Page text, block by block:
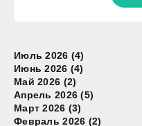
Июль 2026 (4)
Июнь 2026 (4)
Май 2026 (2)
Апрель 2026 (5)
Март 2026 (3)
Февраль 2026 (2)